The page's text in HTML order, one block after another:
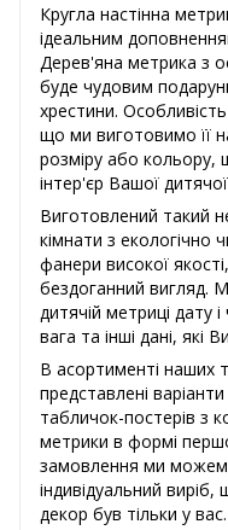
Кругла настінна
ідеальним
Дерев'яна метрика з
буде чудовим
хрестини.
що ми виготовимо її
розміру або кольору,
інтер'єр Вашої
Виготовлений такий
кімнати з екологічно
фанери високої
бездоганний вигляд.
дитячій метриці дату
вага та інші дані, які
В асортименті наших
представлені
табличок-постерів з
метрики в формі
замовлення ми
індивідуальний
декор був тільки у вас.